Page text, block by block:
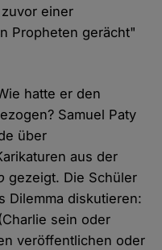
einer
Propheten gerächt"
hatte er den
Samuel Paty
über
aus der
gezeigt. Die Schüler
Dilemma diskutieren:
sein oder
veröffentlichen oder